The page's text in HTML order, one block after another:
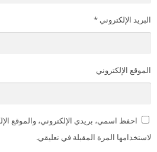
البريد الإلكتروني *
الموقع الإلكتروني
احفظ اسمي، بريدي الإلكتروني، والموقع
لاستخدامها المرة المقبلة في تعليقي.